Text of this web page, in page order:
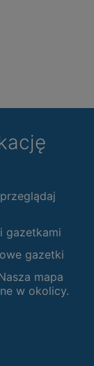
gazetkami
gazetki
mapa
w okolicy.